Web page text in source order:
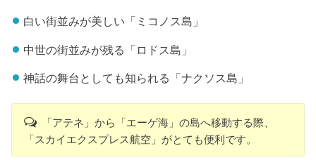
白い街並みが美しい「ミコノス島」
中世の街並みが残る「ロドス島」
神話の舞台としても知られる「ナクソス島」
「アテネ」から「エーゲ海」の島へ移動する際、
「スカイエクスプレス航空」がとても便利です。